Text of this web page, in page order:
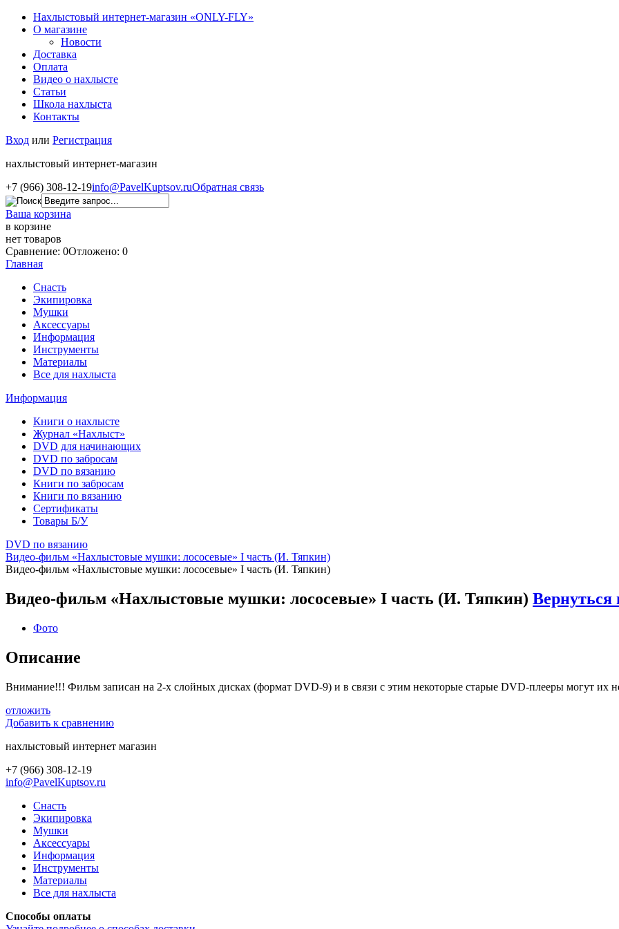
Нахлыстовый интернет-магазин «ONLY-FLY»
О магазине
Новости
Доставка
Оплата
Видео о нахлысте
Статьи
Школа нахлыста
Контакты
Вход или Регистрация
нахлыстовый интернет-магазин
+7 (966) 308-12-19info@PavelKuptsov.ruОбратная связь
Ваша корзина
в корзине
нет товаров
Сравнение: 0Отложено: 0
Главная
Снасть
Экипировка
Мушки
Аксессуары
Информация
Инструменты
Материалы
Все для нахлыста
Информация
Книги о нахлысте
Журнал «Нахлыст»
DVD для начинающих
DVD по забросам
DVD по вязанию
Книги по забросам
Книги по вязанию
Cертификаты
Товары Б/У
DVD по вязанию
Видео-фильм «Нахлыстовые мушки: лососевые» I часть (И. Тяпкин)
Видео-фильм «Нахлыстовые мушки: лососевые» I часть (И. Тяпкин)
Видео-фильм «Нахлыстовые мушки: лососевые» I часть (И. Тяпкин) Вернуться
Фото
Описание
Внимание!!! Фильм записан на 2-х слойных дисках (формат DVD-9) и в связи с этим некоторые старые DVD-плееры могут их
отложить
Добавить к сравнению
нахлыстовый интернет магазин
+7 (966) 308-12-19
info@PavelKuptsov.ru
Снасть
Экипировка
Мушки
Аксессуары
Информация
Инструменты
Материалы
Все для нахлыста
Способы оплаты